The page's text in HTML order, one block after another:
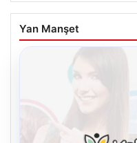
Yan Manşet